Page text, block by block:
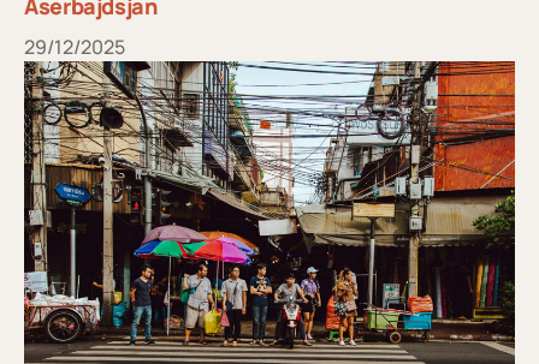
Aserbajdsjan
29/12/2025